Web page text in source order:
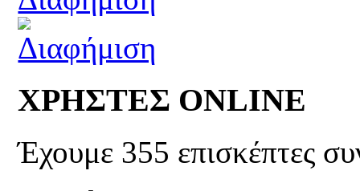
ΧΡΗΣΤΕΣ ONLINE
Έχουμε 355 επισκέπτες